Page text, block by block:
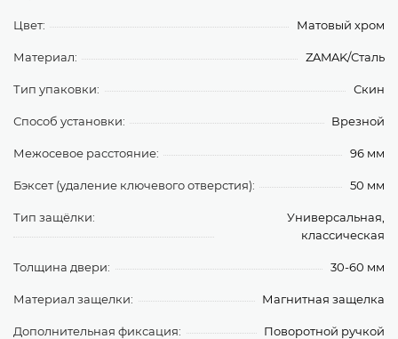
Цвет: Матовый хром
Материал: ZAMAK/Сталь
Тип упаковки: Скин
Способ установки: Врезной
Межосевое расстояние: 96 мм
Бэксет (удаление ключевого отверстия): 50 мм
Тип защёлки:
Универсальная,
классическая
Толщина двери: 30-60 мм
Материал защелки: Магнитная защелка
Дополнительная фиксация: Поворотной ручкой